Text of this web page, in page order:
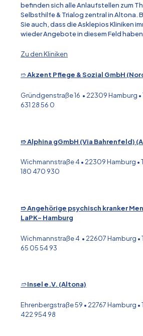
befinden sich alle Anlaufstellen zum
Selbsthilfe & Trialog zentral in Altona.
Sie auch, dass die Asklepios Kliniken
wieder Angebote in diesem Feld
Zu den Kliniken
➱Akzent Pflege & Sozial GmbH
Gründgenstraße 16 • 22309 Hamburg •
631 28 56 0
➱ Alphina gGmbH (Via Bahrenfeld)
Wichmannstraße 4 • 22309 Hamburg •
180 470 930
➱ Angehörige psychisch kranker
LaPK- Hamburg
Wichmannstraße 4 • 22607 Hamburg •
65 05 54 93
➱Insel e.V. (Altona)
Ehrenbergstraße 59 • 22767 Hamburg •
422 954 98